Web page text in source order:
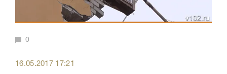
0
16.05.2017 17:21